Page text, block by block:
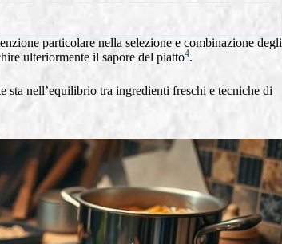
particolare nella selezione e combinazione degli
ulteriormente il sapore del piatto4.
sta nell’equilibrio tra ingredienti freschi e tecniche di